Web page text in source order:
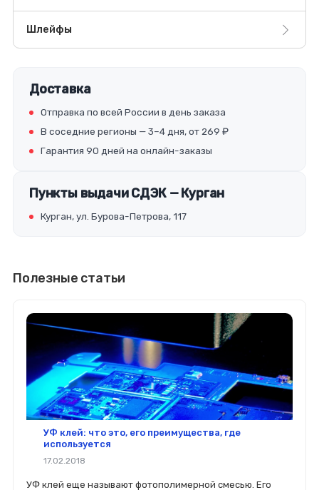
Шлейфы
Доставка
Отправка по всей России в день заказа
В соседние регионы — 3–4 дня, от 269 ₽
Гарантия 90 дней на онлайн-заказы
Пункты выдачи СДЭК — Курган
Курган, ул. Бурова-Петрова, 117
Полезные статьи
УФ клей: что это, его преимущества, где
используется
17.02.2018
УФ клей еще называют фотополимерной смесью. Его